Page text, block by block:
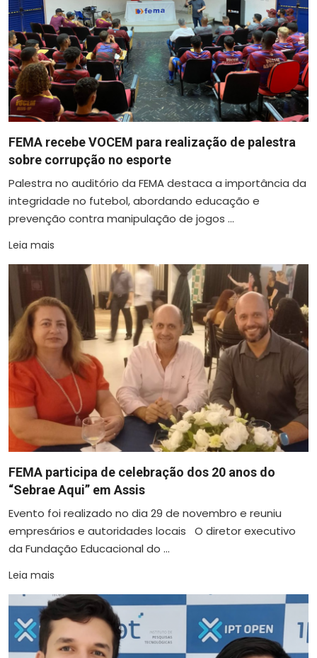
FEMA recebe VOCEM para realização de palestra
sobre corrupção no esporte
Palestra no auditório da FEMA destaca a importância da
integridade no futebol, abordando educação e
prevenção contra manipulação de jogos ...
Leia mais
FEMA participa de celebração dos 20 anos do
“Sebrae Aqui” em Assis
Evento foi realizado no dia 29 de novembro e reuniu
empresários e autoridades locais O diretor executivo
da Fundação Educacional do ...
Leia mais